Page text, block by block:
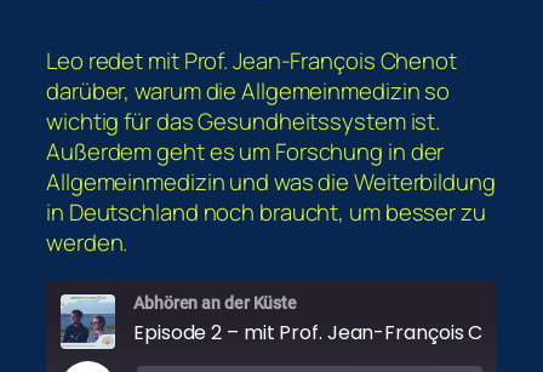
Leo redet mit Prof. Jean-François Chenot
darüber, warum die Allgemeinmedizin so
wichtig für das Gesundheitssystem ist.
Außerdem geht es um Forschung in der
Allgemeinmedizin und was die Weiterbildung
in Deutschland noch braucht, um besser zu
werden.
Abhören an der Küste
Episode 2 – mit Prof. Jean-François Chenot